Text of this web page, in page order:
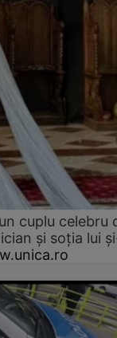
cuplu celebru
și soția lui